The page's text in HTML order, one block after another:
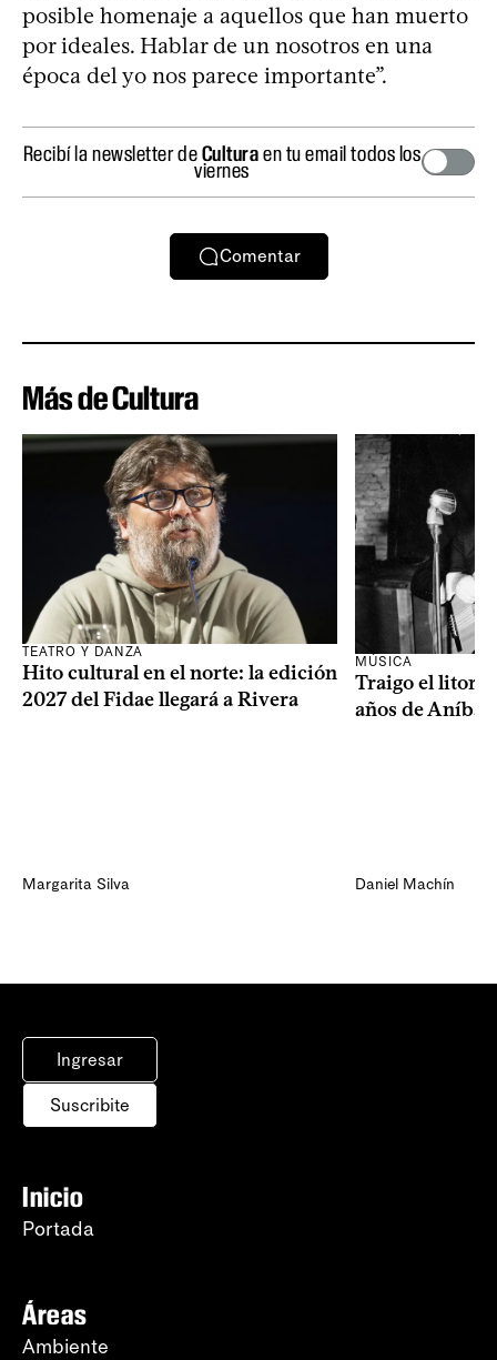
posible homenaje a aquellos que han muerto
por ideales. Hablar de un nosotros en una
época del yo nos parece importante”.
Recibí la newsletter deCulturaen tu email todos los
viernes
Comentar
Más de Cultura
TEATRO Y DANZA
Hito cultural en el norte: la edición
2027 del Fidae llegará a Rivera
Margarita Silva
MÚSICA
Traigo el litoral
años de Aníbal
Daniel Machín
Ingresar
Suscribite
Inicio
Portada
Áreas
Ambiente